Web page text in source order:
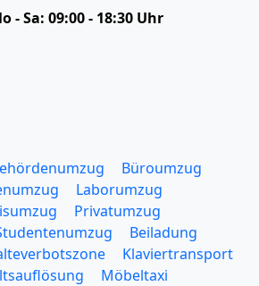
- Sa: 09:00 - 18:30 Uhr
Büroumzug
Laborumzug
Privatumzug
Beiladung
Klaviertransport
Möbeltaxi